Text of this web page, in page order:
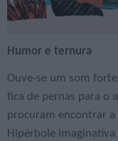
Humor e ternura
Ouve-se um som
fica de pernas para o
procuram encontrar
Hipérbole